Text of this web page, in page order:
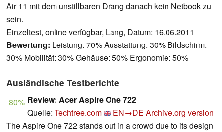
Air 11 mit dem unstillbaren Drang danach kein Netbook zu
sein.
Einzeltest, online verfügbar, Lang, Datum: 16.06.2011
Bewertung: Leistung: 70% Ausstattung: 30% Bildschirm:
30% Mobilität: 30% Gehäuse: 50% Ergonomie: 50%
Ausländische Testberichte
80% Review: Acer Aspire One 722
Quelle: Techtree.com EN→DE Archive.org version
The Aspire One 722 stands out in a crowd due to its design